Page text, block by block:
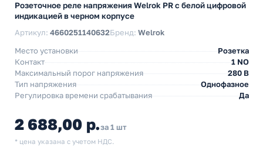
Розеточное реле напряжения Welrok PR с белой цифровой
индикацией в черном корпусе
Артикул: 4660251140632Бренд: Welrok
Место установки
Розетка
Контакт
1 NO
Максимальный порог напряжения
280 В
Тип напряжения
Однофазное
Регулировка времени срабатывания
Да
2 688,00 р.за 1 шт
* цена указана с учетом НДС.